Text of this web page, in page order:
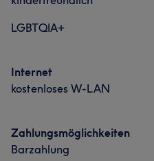
LGBTQIA+
Internet
kostenloses W-LAN
Zahlungsmöglichkeiten
Barzahlung